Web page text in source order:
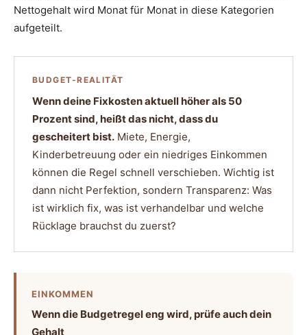
Nettogehalt wird Monat für Monat in diese Kategorien
aufgeteilt.
BUDGET-REALITÄT
Wenn deine Fixkosten aktuell höher als 50
Prozent sind, heißt das nicht, dass du
gescheitert bist. Miete, Energie,
Kinderbetreuung oder ein niedriges Einkommen
können die Regel schnell verschieben. Wichtig ist
dann nicht Perfektion, sondern Transparenz: Was
ist wirklich fix, was ist verhandelbar und welche
Rücklage brauchst du zuerst?
EINKOMMEN
Wenn die Budgetregel eng wird, prüfe auch dein
Gehalt